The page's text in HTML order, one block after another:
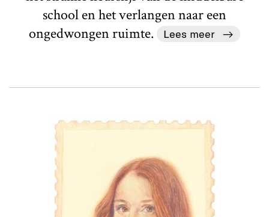
school en het verlangen naar een
ongedwongen ruimte.
Lees meer